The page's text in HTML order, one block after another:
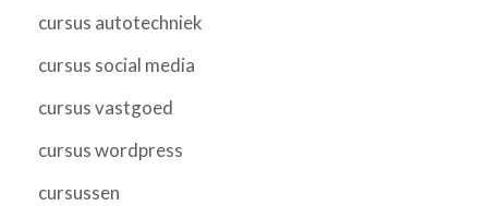
cursus autotechniek
cursus social media
cursus vastgoed
cursus wordpress
cursussen